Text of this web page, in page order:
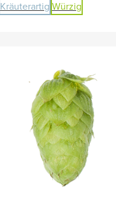
Kräuterartig Würzig